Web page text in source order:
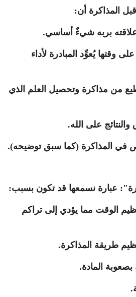
المذاكرة أن:
على وقتها يُعوِّد المبادرة لأداء
من مذاكرة وتحصيل العلم الذي
عبارة نسمعها قد تكون بسبب:
الوقت مما يؤدي إلى تراكم